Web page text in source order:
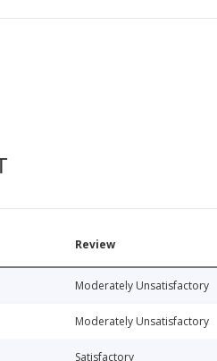
Review
Moderately Unsatisfactory
Moderately Unsatisfactory
Satisfactory